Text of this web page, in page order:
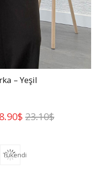
– Yeşil
23.10$
Tükendi